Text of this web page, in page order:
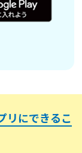
リにできるこ